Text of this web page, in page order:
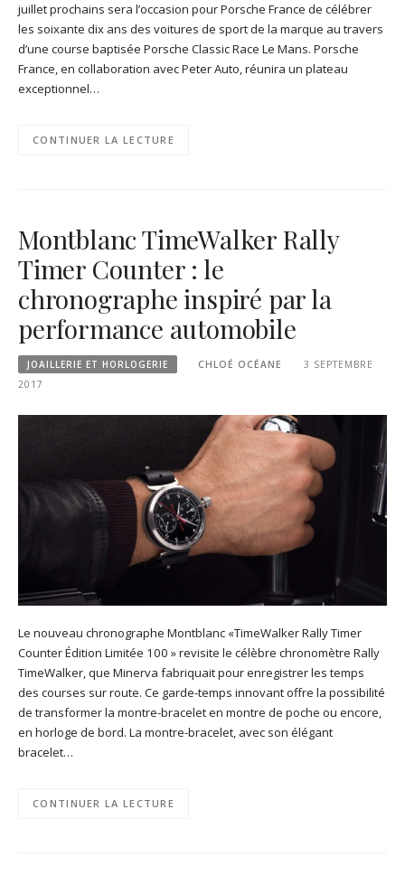
juillet prochains sera l’occasion pour Porsche France de célébrer
les soixante dix ans des voitures de sport de la marque au travers
d’une course baptisée Porsche Classic Race Le Mans. Porsche
France, en collaboration avec Peter Auto, réunira un plateau
exceptionnel…
CONTINUER LA LECTURE
Montblanc TimeWalker Rally
Timer Counter : le
chronographe inspiré par la
performance automobile
JOAILLERIE ET HORLOGERIE CHLOÉ OCÉANE
3 SEPTEMBRE
2017
Le nouveau chronographe Montblanc «TimeWalker Rally Timer
Counter Édition Limitée 100 » revisite le célèbre chronomètre Rally
TimeWalker, que Minerva fabriquait pour enregistrer les temps
des courses sur route. Ce garde-temps innovant offre la possibilité
de transformer la montre-bracelet en montre de poche ou encore,
en horloge de bord. La montre-bracelet, avec son élégant
bracelet…
CONTINUER LA LECTURE